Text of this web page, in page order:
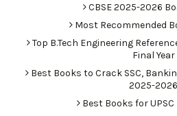
CBSE 2025-2026
Most Recommended
Top B.Tech Engineering
Final Year
Best Books to Crack SSC,
2025-2026
Best Books for